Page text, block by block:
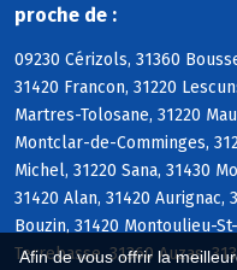
Afin de vous offrir la
proche de :
09230 Cérizols, 31360
31420 Francon, 31220
Martres-Tolosane, 31220
Montclar-de-Comminges,
Michel, 31220 Sana, 31430
31420 Alan, 31420 Aurignac,
Bouzin, 31420 Montoulieu-
Terrebasse, 31360 Auzas,